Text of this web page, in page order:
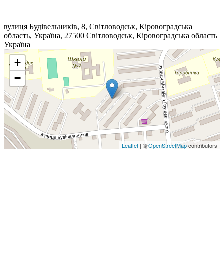
вулиця Будівельників, 8, Світловодськ, Кіровоградська
область, Україна, 27500 Світловодськ, Кіровоградська область
Україна
+
−
Leaflet | ©OpenStreetMapcontributors